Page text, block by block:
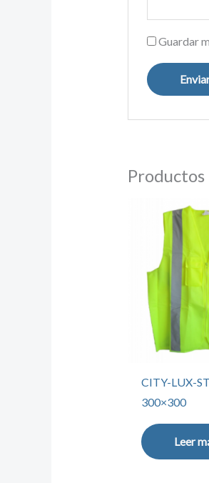
Guardar
CITY-LUX-
300×300
Leer